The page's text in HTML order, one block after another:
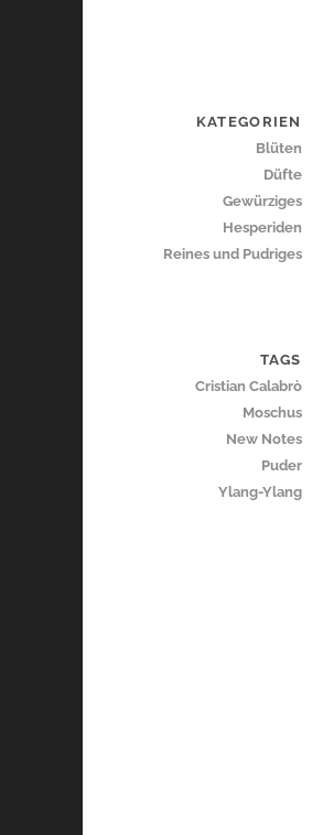
KATEGORIEN
Blüten
Düfte
Gewürziges
Hesperiden
Reines und Pudriges
TAGS
Cristian Calabrò
Moschus
New Notes
Puder
Ylang-Ylang